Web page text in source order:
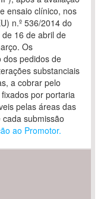
ensaio clínico, nos
n.º 536/2014 do
16 de abril de
Os
dos pedidos de
substanciais
a cobrar pelo
por portaria
pelas áreas das
submissão
ao Promotor.